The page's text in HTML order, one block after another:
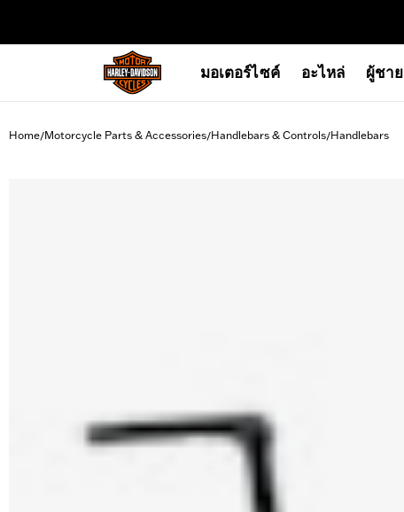
มอเตอร์ไซค์ อะไหล่ ผู้ชาย
Home/Motorcycle Parts & Accessories/Handlebars & Controls/Handlebars